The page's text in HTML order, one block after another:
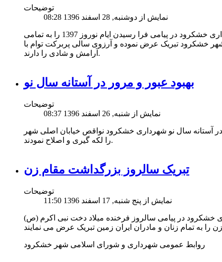
توضیحات
نمایش از دوشنبه, 28 اسفند 1396 08:28
شهردار شورای اسلامی و پرسنل شهرداری خشکرود در پیامی فرا رسیدن ایام نوروز 1397 را به تمامی
خشکرود تبریک عرض نموده و آرزوی سالی پربرکت توام با
آرامش و شادی را دارند.
بهبود عبور و مرور در آستانه سال نو
توضیحات
نمایش از شنبه, 26 اسفند 1396 08:37
سال نو شهرداری خشکرود نواقص خیابان اصلی شهر
را لکه گیری و اصلاح نمودند.
تبریک سالروز بزرگداشت مقام زن
توضیحات
نمایش از پنج شنبه, 17 اسفند 1396 11:50
خشکرود در پیامی سالروز فرخنده میلاد دخت نبی اکرم (ص)
روابط عمومی شهرداری و شورای اسلامی شهر خشکرود